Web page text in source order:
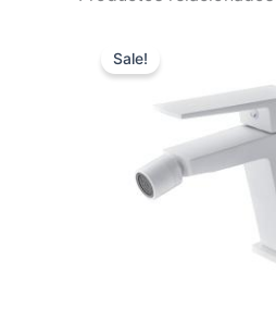
Sale!
95,59 €.
es:
70,76 €.